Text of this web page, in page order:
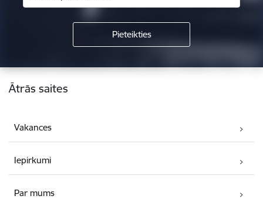
Kājene
Ātrās saites
Vakances
Iepirkumi
Par mums